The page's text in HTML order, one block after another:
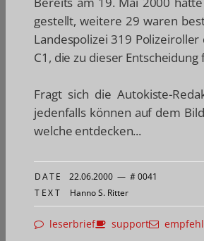
gestellt, weitere 29 waren
Landespolizei 319
C1, die zu dieser Entscheidung
Fragt sich die Autokiste-
jedenfalls können auf dem
welche entdecken...
DATE 22.06.2000 — # 0041
TEXT Hanno S. Ritter
leserbrief support